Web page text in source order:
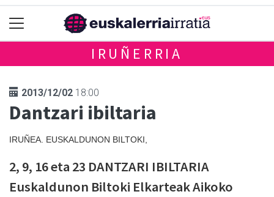
IRUÑERRIA
2013/12/02 18:00
Dantzari ibiltaria
IRUÑEA. EUSKALDUNON BILTOKI,
2, 9, 16 eta 23 DANTZARI IBILTARIA
Euskaldunon Biltoki Elkarteak Aikoko